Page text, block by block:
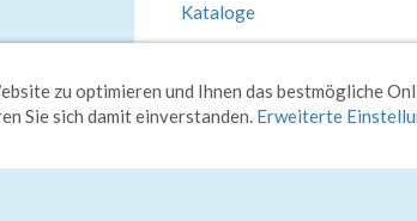
Kataloge
zu optimieren und Ihnen das bestmögliche
Sie sich damit einverstanden. Erweiterte